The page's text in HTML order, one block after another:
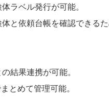
ラベル発行が可能。
と依頼台帳を確認できるた
結果連携が可能。
とめて管理可能。